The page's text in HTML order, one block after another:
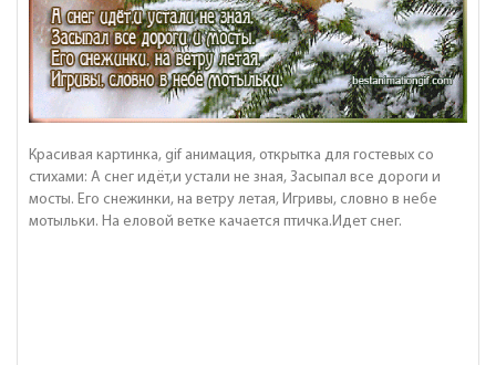
Красивая картинка, gif анимация, открытка для гостевых со
стихами: А снег идёт,и устали не зная, Засыпал все дороги и
мосты. Его снежинки, на ветру летая, Игривы, словно в небе
мотыльки. На еловой ветке качается птичка.Идет снег.